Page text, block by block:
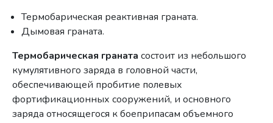
Термобарическая реактивная граната.
Дымовая граната.
Термобарическая граната состоит из небольшого
кумулятивного заряда в головной части,
обеспечивающей пробитие полевых
фортификационных сооружений, и основного
заряда относящегося к боеприпасам объемного